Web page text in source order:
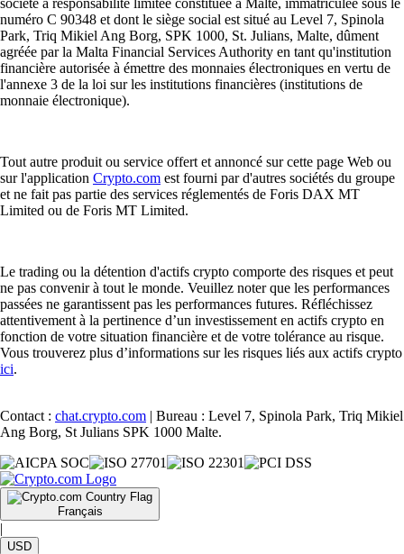
numéro C 90348 et dont le siège social est situé au Level 7, Spinola
Park, Triq Mikiel Ang Borg, SPK 1000, St. Julians, Malte, dûment
agréée par la Malta Financial Services Authority en tant qu'institution
financière autorisée à émettre des monnaies électroniques en vertu de
l'annexe 3 de la loi sur les institutions financières (institutions de
monnaie électronique).
Tout autre produit ou service offert et annoncé sur cette page Web ou
sur l'application Crypto.com est fourni par d'autres sociétés du groupe
et ne fait pas partie des services réglementés de Foris DAX MT
Limited ou de Foris MT Limited.
Le trading ou la détention d'actifs crypto comporte des risques et peut
ne pas convenir à tout le monde. Veuillez noter que les performances
passées ne garantissent pas les performances futures. Réfléchissez
attentivement à la pertinence d’un investissement en actifs crypto en
fonction de votre situation financière et de votre tolérance au risque.
Vous trouverez plus d’informations sur les risques liés aux actifs crypto
ici.
Contact : chat.crypto.com | Bureau : Level 7, Spinola Park, Triq Mikiel
Ang Borg, St Julians SPK 1000 Malte.
Français
|
USD